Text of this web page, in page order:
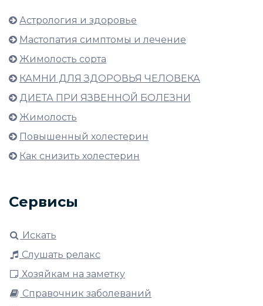
Астрология и здоровье
Мастопатия симптомы и лечение
Жимолость сорта
КАМНИ ДЛЯ ЗДОРОВЬЯ ЧЕЛОВЕКА
ДИЕТА ПРИ ЯЗВЕННОЙ БОЛЕЗНИ
Жимолость
Повышенный холестерин
Как снизить холестерин
Сервисы
Искать
Слушать релакс
Хозяйкам на заметку
Справочник заболеваний